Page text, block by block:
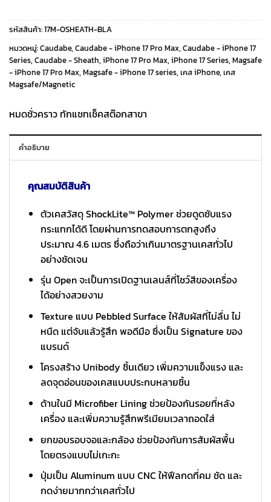
price
was:
1,990 ฿.
price
is:
1,690 ฿.
รหัสสินค้า:17M-OSHEATH-BLA
หมวดหมู่:Caudabe, Caudabe - iPhone 17 Pro Max, Caudabe - iPhone 17
Series, Caudabe - Sheath, iPhone 17 Pro Max, iPhone 17 Series, Magsafe
- iPhone 17 Pro Max, Magsafe - iPhone 17 series, เคส iPhone, เคส
Magsafe/Magnetic
หมดชั่วคราว ทักแชทเช็คสต๊อกสาขา
คำอธิบาย
คุณสมบัติสินค้า
ตัวเคสวัสดุ ShockLite™ Polymer ช่วยดูดซับแรง
กระแทกได้ดี โดยผ่านการทดสอบการตกสูงถึง
ประมาณ 4.6 เมตร ซึ่งถือว่าเกินมาตรฐานเคสทั่วไป
อย่างชัดเจน
รุ่น Open จะเป็นการเปิดฐานเลนส์ที่โชว์สีของเครื่อง
ได้อย่างสวยงาม
Texture แบบ Pebbled Surface ให้สัมผัสที่ไม่ลื่น ไม่
หนืด แต่จับแล้วรู้สึก พอดีมือ ซึ่งเป็น Signature ของ
แบรนด์
โครงสร้าง Unibody ชิ้นเดียว เพิ่มความแข็งแรง และ
ลดจุดอ่อนของเคสแบบประกบหลายชิ้น
ด้านในมี Microfiber Lining ช่วยป้องกันรอยที่หลัง
เครื่อง และเพิ่มความรู้สึกพรีเมียมเวลาถอดใส่
ยกขอบรอบจอและกล้อง ช่วยป้องกันการสัมผัสพื้น
โดยตรงแบบไม่เกะกะ
ปุ่มเป็น Aluminum แบบ CNC ให้ฟีลกดที่คม ชัด และ
กดง่ายมากกว่าเคสทั่วไป